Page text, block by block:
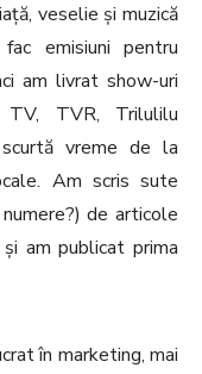
veselie și muzică
emisiuni pentru
am livrat show-uri
TV, TVR, Trilulilu
scurtă vreme de la
Am scris sute
de articole
am publicat prima
în marketing, mai